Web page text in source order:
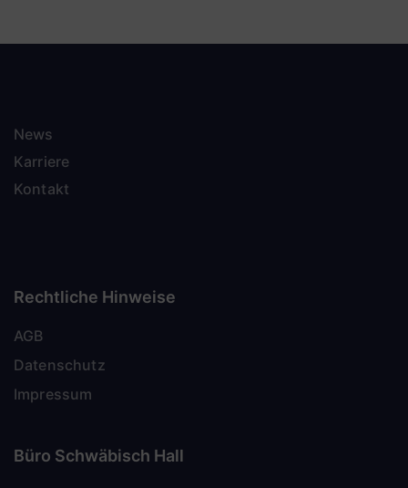
News
Karriere
Kontakt
Rechtliche Hinweise
AGB
Datenschutz
Impressum
Büro Schwäbisch Hall